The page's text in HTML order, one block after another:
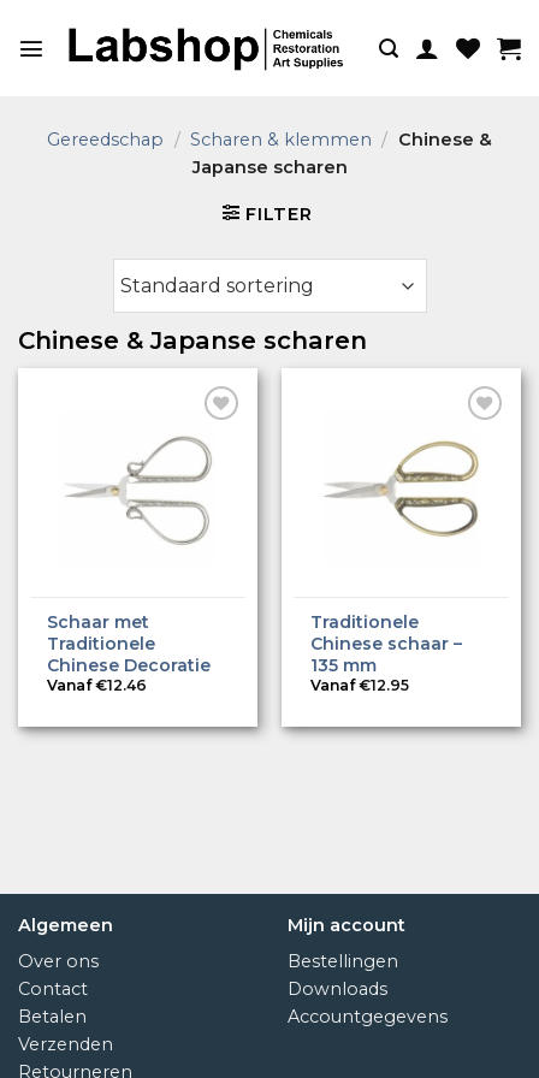
naar
Gereedschap / Scharen & klemmen / Chinese &
Japanse scharen
FILTER
Chinese & Japanse scharen
Schaar met
Traditionele
Chinese Decoratie
Vanaf €12.46
Traditionele
Chinese schaar –
135 mm
Vanaf €12.95
Algemeen
Over ons
Contact
Betalen
Verzenden
Retourneren
Mijn account
Bestellingen
Downloads
Accountgegevens